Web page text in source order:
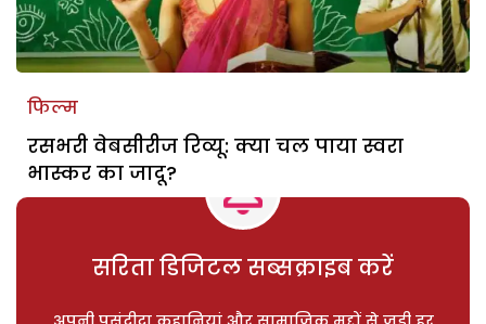
फिल्म
रसभरी वेबसीरीज रिव्यू: क्या चल पाया स्वरा
भास्कर का जादू?
सरिता डिजिटल सब्सक्राइब करें